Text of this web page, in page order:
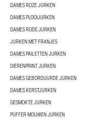
DAMES ROZE JURKEN
DAMES PLOOIJURKEN
DAMES RODE JURKEN
JURKEN MET FRANJES
DAMES PAILETTEN JURKEN
DIERENPRINT JURKEN
DAMES GEBORDUURDE JURKEN
DAMES KERSTJURKEN
GESMOKTE JURKEN
PUFFER MOUWEN JURKEN